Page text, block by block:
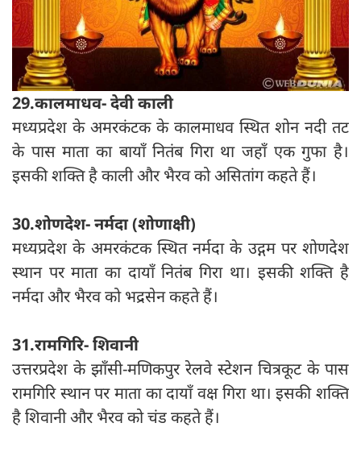
29.कालमाधव- देवी काली
मध्यप्रदेश के अमरकंटक के कालमाधव स्थित शोन नदी तट
के पास माता का बायाँ नितंब गिरा था जहाँ एक गुफा है।
इसकी शक्ति है काली और भैरव को असितांग कहते हैं।
30.शोणदेश- नर्मदा (शोणाक्षी)
मध्यप्रदेश के अमरकंटक स्थित नर्मदा के उद्गम पर शोणदेश
स्थान पर माता का दायाँ नितंब गिरा था। इसकी शक्ति है
नर्मदा और भैरव को भद्रसेन कहते हैं।
31.रामगिरि- शिवानी
उत्तरप्रदेश के झाँसी-मणिकपुर रेलवे स्टेशन चित्रकूट के पास
रामगिरि स्थान पर माता का दायाँ वक्ष गिरा था। इसकी शक्ति
है शिवानी और भैरव को चंड कहते हैं।